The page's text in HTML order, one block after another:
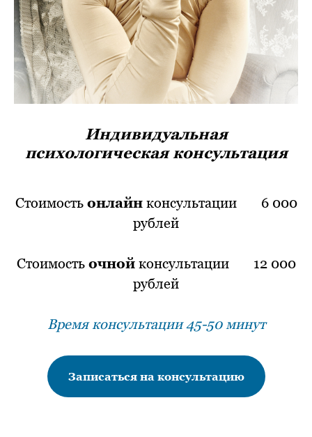
Индивидуальная
психологическая консультация
Стоимость онлайнконсультации ⠀⠀6 000
рублей
Стоимость очнойконсультации ⠀⠀12 000
рублей
Время консультации 45-50 минут
Записаться на консультацию